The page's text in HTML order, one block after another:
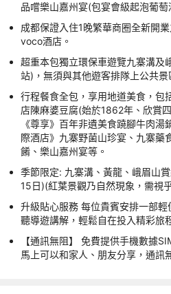
品嚐樂山嘉州宴(包宴會級起泡葡
成都保證入住1晚繁華商圈全新開
voco酒店。
超重本包獨立環保車遊覽九寨溝及
站)，無須與其他遊客排隊上公共景
行程餐食全包，享用地道美食，包
店陳麻婆豆腐(始於1862年、欣賞
《尊享》百年非遺美食蹺腳牛肉
際酒店》九寨野菌山珍宴、九寨藥
餚、樂山嘉州宴等。
季節限定: 九寨溝、黃龍、峨眉山
15日)(紅葉景觀乃自然現象，需視
升級貼心服務 每位貴賓安排一部
聽導遊講解，輕鬆自在投入精彩旅
【通訊無阻】 免費提供手機數據
馬上可以和家人、朋友分享，通訊